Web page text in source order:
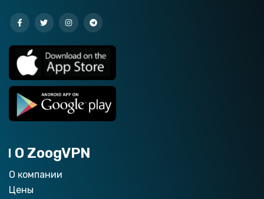
О ZoogVPN
О компании
Цены